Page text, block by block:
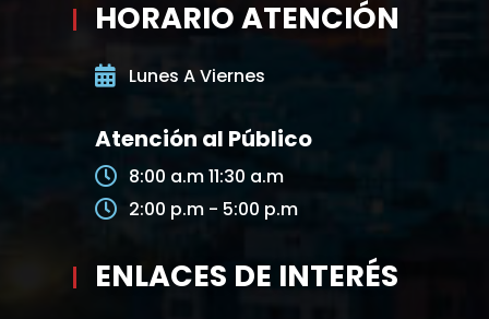
HORARIO ATENCIÓN
Lunes A Viernes
Atención al Público
8:00 a.m 11:30 a.m
2:00 p.m - 5:00 p.m
ENLACES DE INTERÉS